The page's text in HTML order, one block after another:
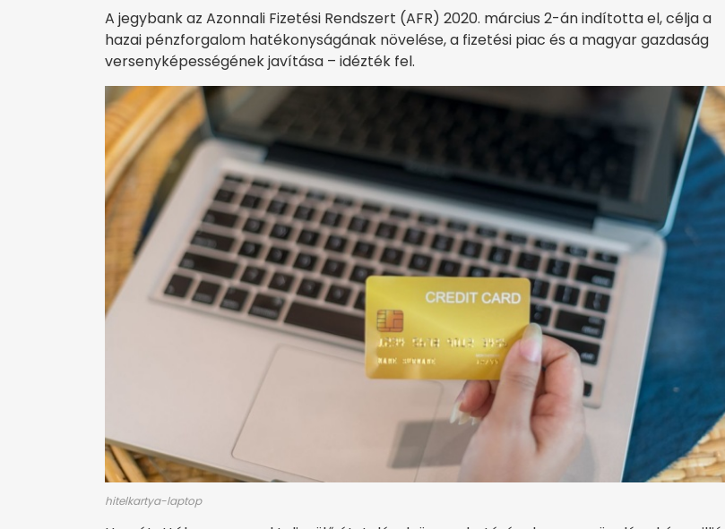
A jegybank az Azonnali Fizetési Rendszert (AFR) 2020. március 2-án indította el, célja a
hazai pénzforgalom hatékonyságának növelése, a fizetési piac és a magyar gazdaság
versenyképességének javítása – idézték fel.
hitelkartya-laptop